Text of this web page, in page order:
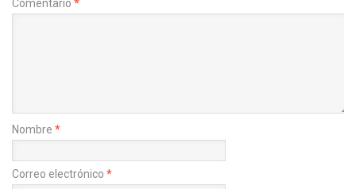
Comentario *
Nombre *
Correo electrónico *